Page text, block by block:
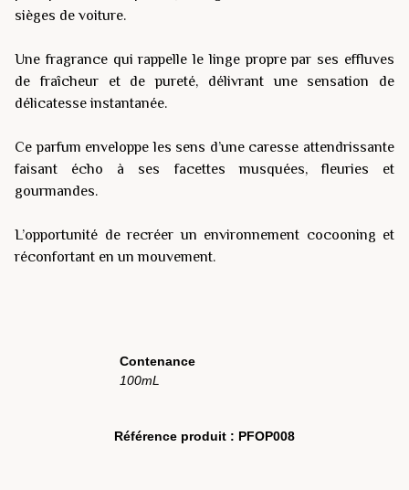
sièges de voiture.
Une fragrance qui rappelle le linge propre par ses effluves
de fraîcheur et de pureté, délivrant une sensation de
délicatesse instantanée.
Ce parfum enveloppe les sens d’une caresse attendrissante
faisant écho à ses facettes musquées, fleuries et
gourmandes.
L’opportunité de recréer un environnement cocooning et
réconfortant en un mouvement.
Contenance
100mL
Référence produit : PFOP008